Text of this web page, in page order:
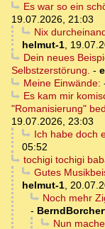
Es war so ein
19.07.2026, 21:03
Nix
helmut-1,
Dein neues
Selbstzerstörung. -
Meine Einwände:
Es kam mir
"Romanisierung"
19.07.2026, 23:03
Ich habe doch
05:52
tochigi tochigi
Gutes
helmut-1,
Noch mehr
-
Nun